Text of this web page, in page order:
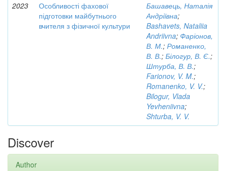
2023
Особливості фахової
підготовки майбутнього
вчителя з фізичної культури
Башавець, Наталія
Андріївна;
Bashavets, Nataliia
Andriivna; Фаріонов,
В. М.; Романенко,
В. В.; Білогур, В. Є.;
Штурба, В. В.;
Farionov, V. M.;
Romanenko, V. V.;
Bilogur, Vlada
Yevheniivna;
Shturba, V. V.
Discover
Author